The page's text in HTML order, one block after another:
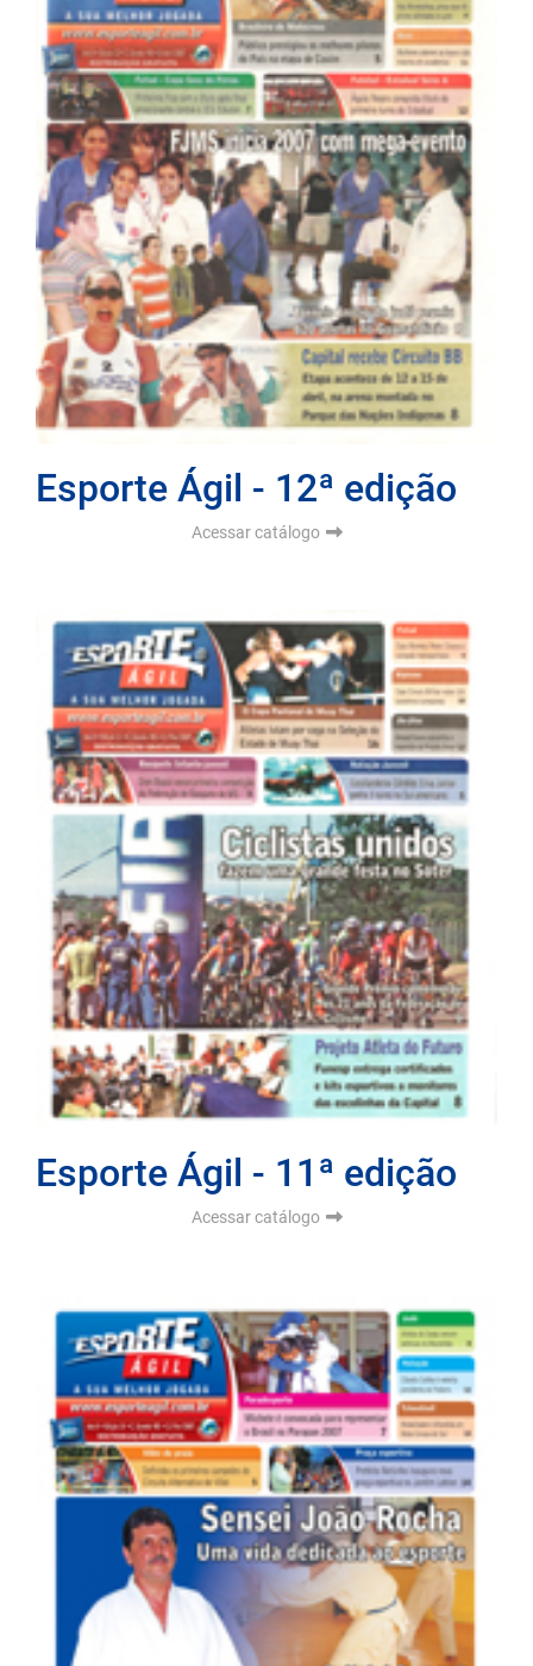
Esporte Ágil - 12ª edição
Acessar catálogo
Esporte Ágil - 11ª edição
Acessar catálogo